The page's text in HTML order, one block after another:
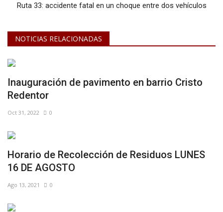
Ruta 33: accidente fatal en un choque entre dos vehículos
NOTICIAS RELACIONADAS
Inauguración de pavimento en barrio Cristo
Redentor
Oct 31, 2022 0
Horario de Recolección de Residuos LUNES
16 DE AGOSTO⠀
Ago 13, 2021 0